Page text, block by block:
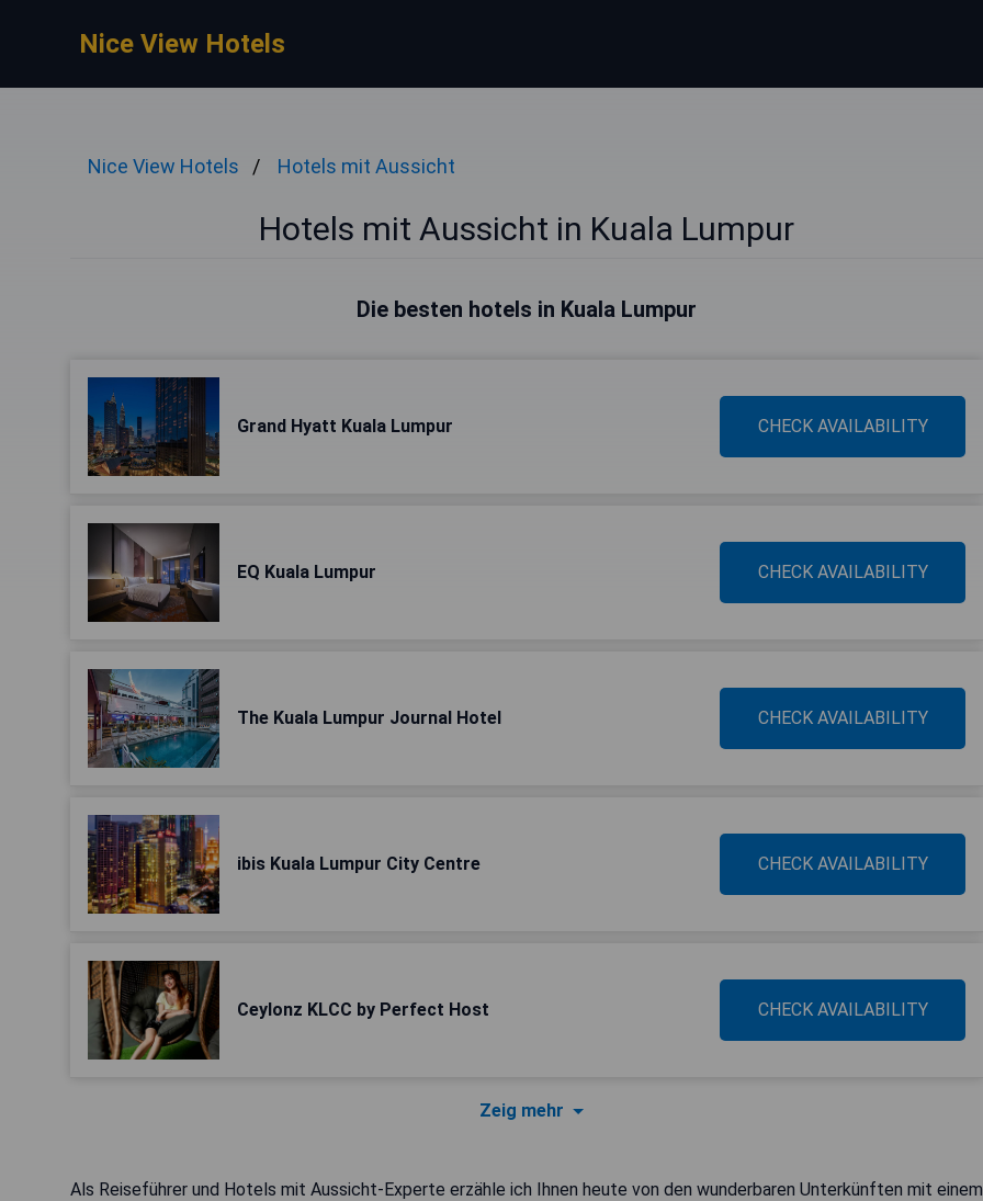
Nice View Hotels
Nice View Hotels Hotels mit Aussicht
Hotels mit Aussicht in Kuala Lumpur
Die besten hotels in Kuala Lumpur
Grand Hyatt Kuala Lumpur CHECK AVAILABILITY
EQ Kuala Lumpur CHECK AVAILABILITY
The Kuala Lumpur Journal Hotel CHECK AVAILABILITY
ibis Kuala Lumpur City Centre CHECK AVAILABILITY
Ceylonz KLCC by Perfect Host CHECK AVAILABILITY
Zeig mehr
Als Reiseführer und Hotels mit Aussicht-Experte erzähle ich Ihnen heute von den wunderbaren Unterkünften mit einem